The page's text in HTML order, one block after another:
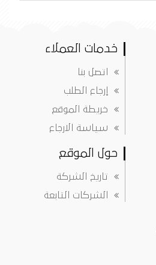
خدمات العملاء
اتصل بنا
إرجاع الطلب
خريطة الموقع
سياسة الارجاع
حول الموقع
تاريخ الشركة
الشركات التابعة